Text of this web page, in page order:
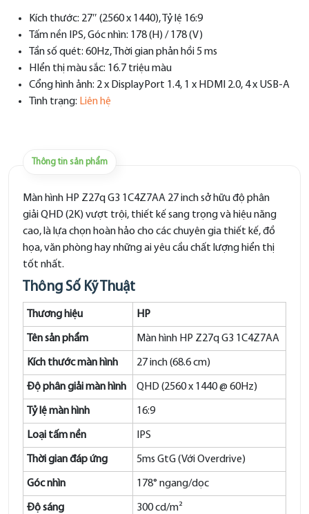
Kích thước: 27″ (2560 x 1440), Tỷ lệ 16:9
Tấm nền IPS, Góc nhìn: 178 (H) / 178 (V)
Tần số quét: 60Hz, Thời gian phản hồi 5 ms
HIển thị màu sắc: 16.7 triệu màu
Cổng hình ảnh: 2 x DisplayPort 1.4, 1 x HDMI 2.0, 4 x USB-A
Tình trạng: Liên hệ
Thông tin sản phẩm
Màn hình HP Z27q G3 1C4Z7AA 27 inch sở hữu độ phân
giải QHD (2K) vượt trội, thiết kế sang trọng và hiệu năng
cao, là lựa chọn hoàn hảo cho các chuyên gia thiết kế, đồ
họa, văn phòng hay những ai yêu cầu chất lượng hiển thị
tốt nhất.
Thông Số Kỹ Thuật
Thương hiệu HP
Tên sản phẩm Màn hình HP Z27q G3 1C4Z7AA
Kích thước màn hình 27 inch (68.6 cm)
Độ phân giải màn hình QHD (2560 x 1440 @ 60Hz)
Tỷ lệ màn hình 16:9
Loại tấm nền IPS
Thời gian đáp ứng 5ms GtG (Với Overdrive)
Góc nhìn 178° ngang/dọc
Độ sáng 300 cd/m²